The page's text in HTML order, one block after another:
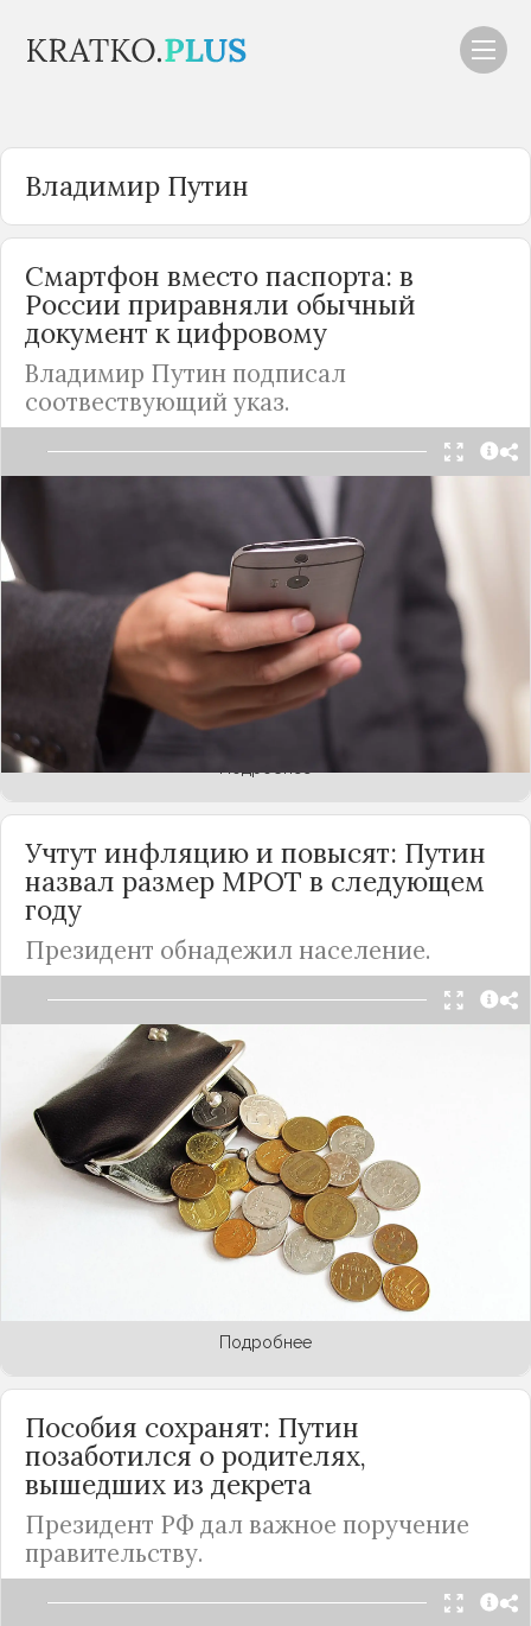
Владимир Путин
Смартфон вместо паспорта: в
России приравняли обычный
документ к цифровому
Владимир Путин подписал
соотвествующий указ.
Разговоры о том, что бумажные документы
изживают себя, начали вестись в правительстве
РФ еще зимой. Тогда с инициативой о создании
цифрового удостоверения личности выступил
глава Минцифры Максут Шадаев. Президент
Владимир Путин нашел его предложение очень
дельным и поручил разработать и внедрить
соответствующие технологии. И теперь их
наконец-то можно использовать.
Учтут инфляцию и повысят: Путин
назвал размер МРОТ в следующем
году
Президент обнадежил население.
Этой лето выдалось нелегким для российской
экономики. Еще в июне национальная валюта
резко обрушилась и перешагнула
психологическую отметку в 100 рублей за
доллар, напомнив гражданам 2022 год.
Вмешаться в кризисную ситуацию вынужден был
Центробанк, резко повысивший ключевую
ставку, чтобы стабилизировать российскую
валюту и снизить инфляцию. А теперь
высказался о проблеме и Владимир Путин.
Подробнее
Пособия сохранят: Путин
позаботился о родителях,
вышедших из декрета
Президент РФ дал важное поручение
правительству.